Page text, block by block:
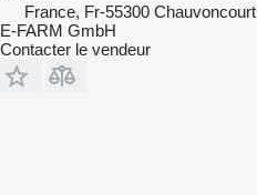
France, Fr-55300 Chauvoncourt
E-FARM GmbH
Contacter le vendeur